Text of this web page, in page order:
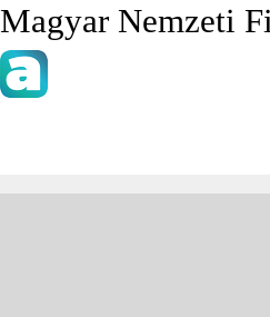
Magyar Nemzeti